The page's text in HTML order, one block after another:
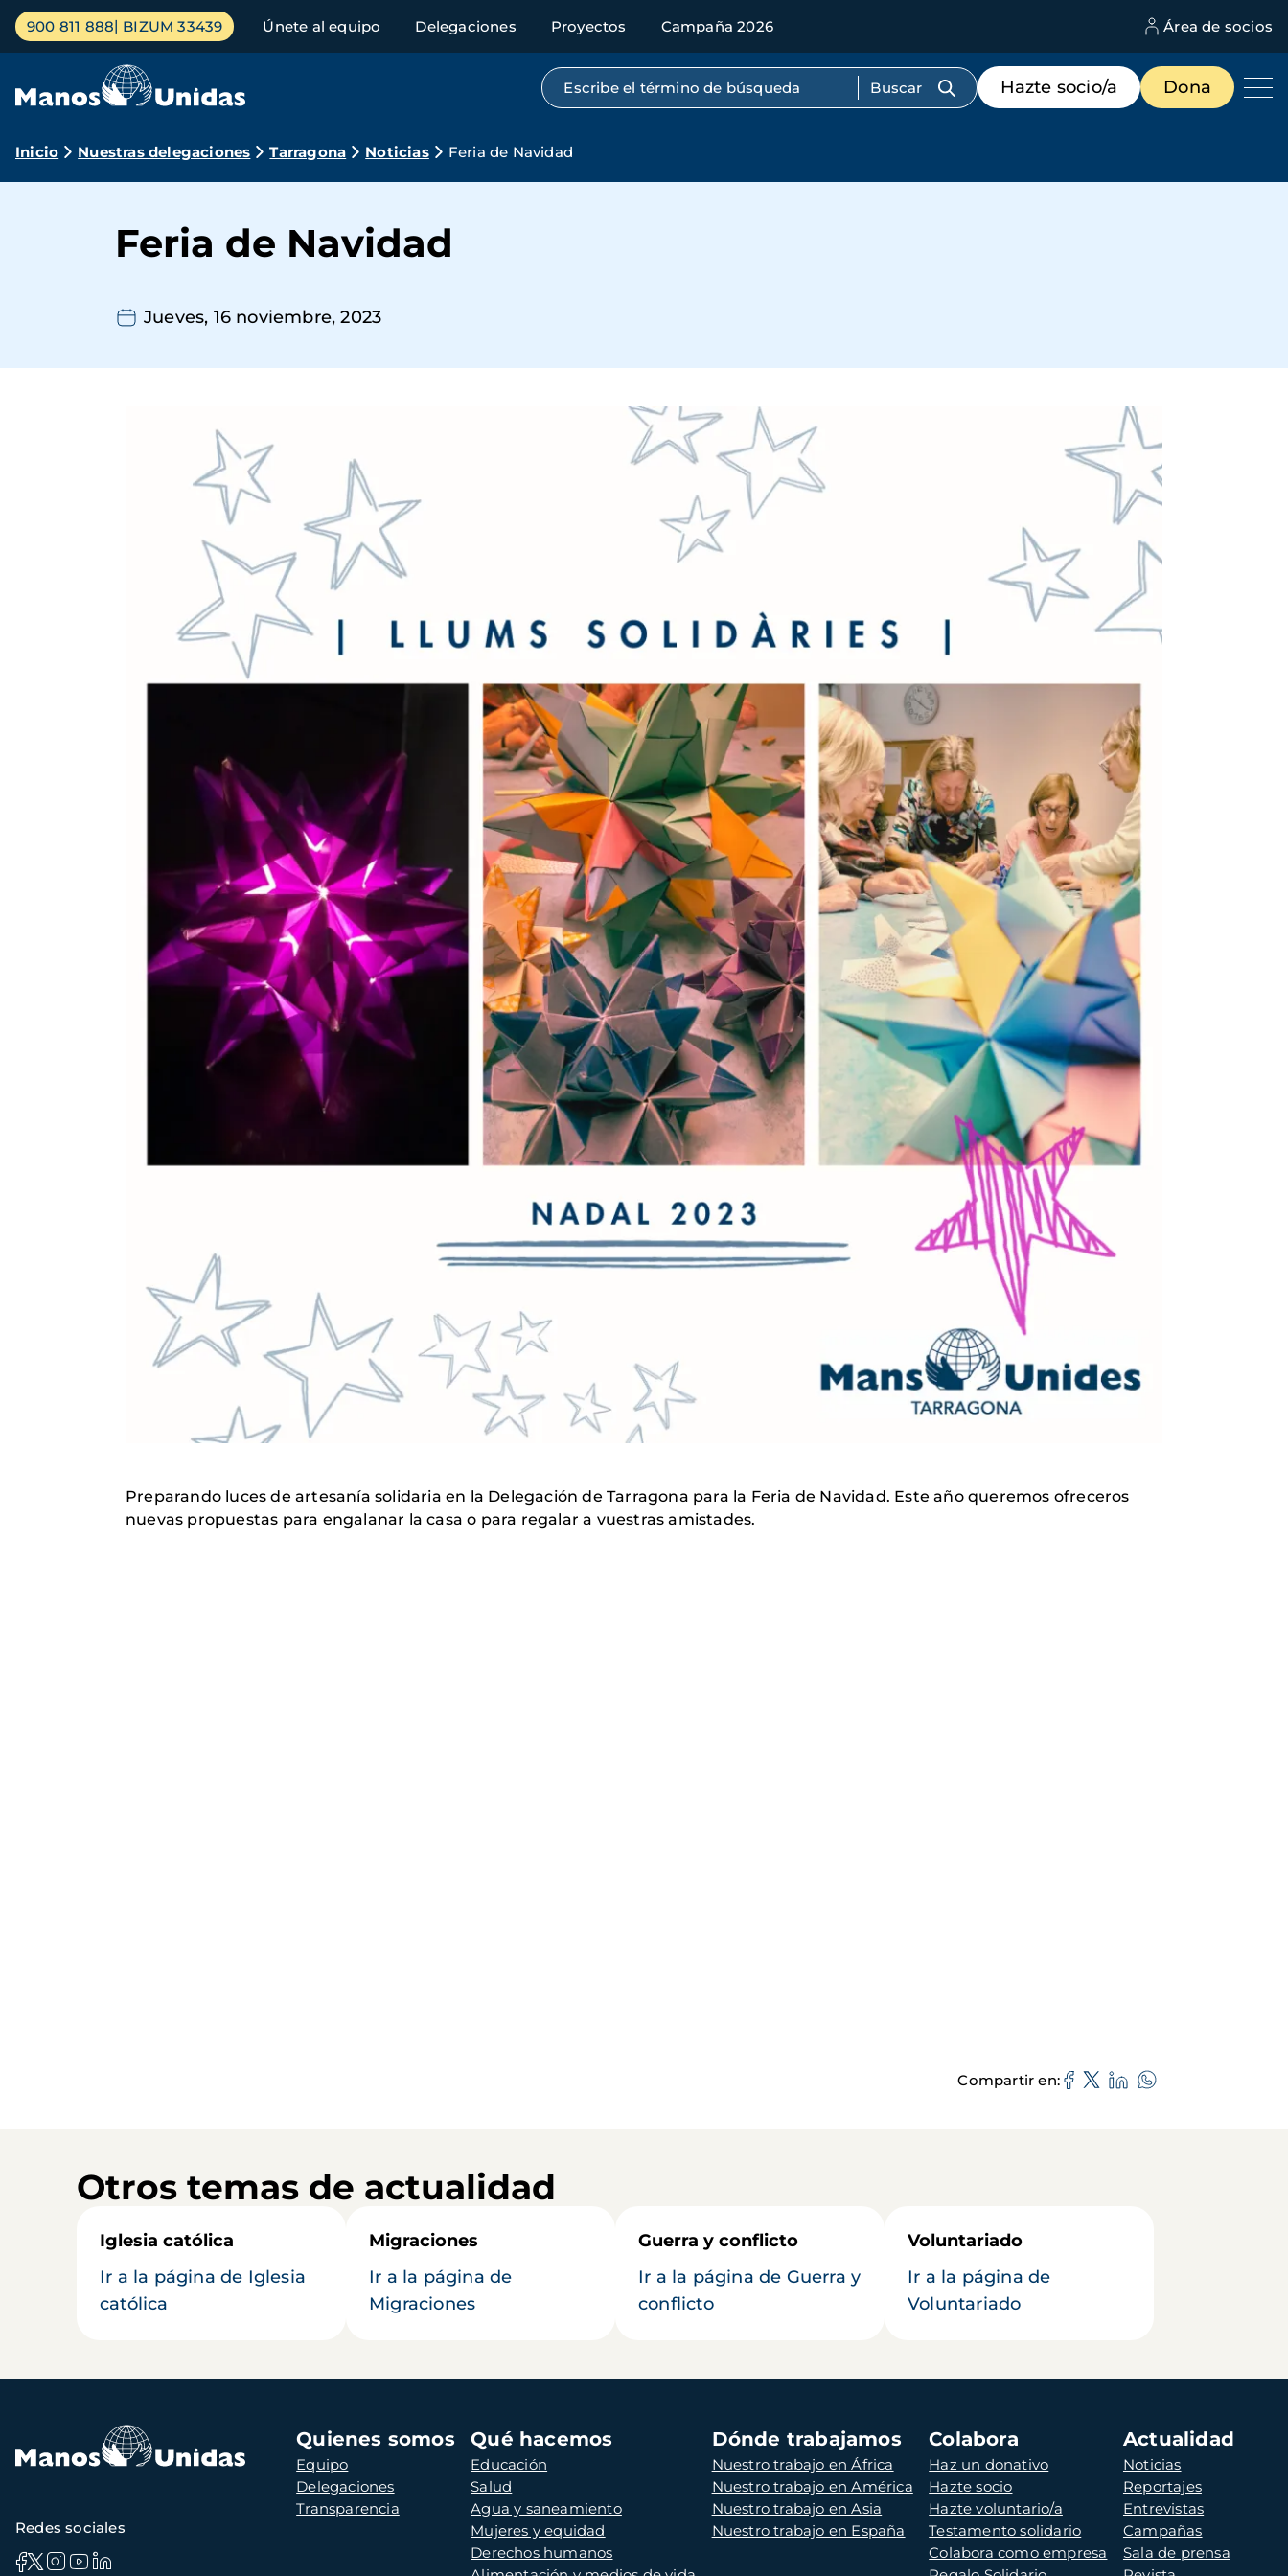
Pasar
contenido
Menú
principal
900 811 888 BIZUM 33439 Únete al equipo Delegaciones Proyectos Campaña 2026 Área de socios
Búsqueda por texto completo
Menú
de
destacados
Hazte socio/a Dona
Ruta
navegación
Inicio Nuestras delegaciones Tarragona Noticias Feria de Navidad
Feria de Navidad
Jueves, 16 noviembre, 2023
Preparando luces de artesanía solidaria en la Delegación de Tarragona para la Feria de Navidad. Este año queremos ofreceros
nuevas propuestas para engalanar la casa o para regalar a vuestras amistades.
Compartir en
Otros temas de actualidad
Iglesia católica
Ir a la página de Iglesia
católica
Migraciones
Ir a la página de
Migraciones
Guerra y conflicto
Ir a la página de Guerra y
conflicto
Voluntariado
Ir a la página de
Voluntariado
Navegación
principal
Quienes somos
Equipo
Delegaciones
Transparencia
Qué hacemos
Educación
Salud
Agua y saneamiento
Mujeres y equidad
Derechos humanos
Dónde trabajamos
Nuestro trabajo en África
Nuestro trabajo en América
Nuestro trabajo en Asia
Nuestro trabajo en España
Colabora
Haz un donativo
Hazte socio
Hazte voluntario/a
Testamento solidario
Colabora como empresa
Actualidad
Noticias
Reportajes
Entrevistas
Campañas
Sala de prensa
Redes sociales